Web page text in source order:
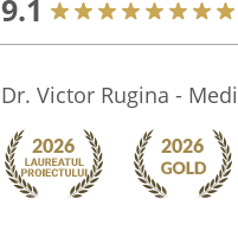
9.1
Dr. Victor Rugina -